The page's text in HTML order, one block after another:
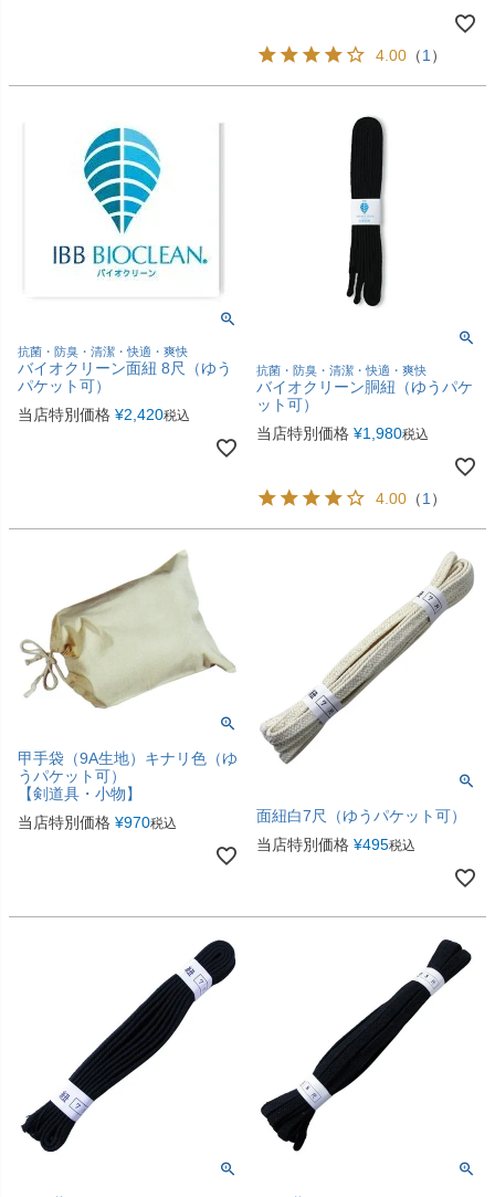
4.00 （1 ）
抗菌・防臭・清潔・快適・爽快
バイオクリーン面紐 8尺（ゆう
パケット可）
当店特別価格 ¥2,420税込
抗菌・防臭・清潔・快適・爽快
バイオクリーン胴紐（ゆうパケ
ット可）
当店特別価格 ¥1,980税込
4.00 （1 ）
甲手袋（9A生地）キナリ色（ゆ
うパケット可）
【剣道具・小物】
当店特別価格 ¥970税込
面紐白7尺（ゆうパケット可）
当店特別価格 ¥495税込